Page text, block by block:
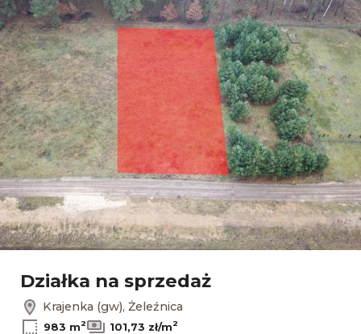
Działka na sprzedaż
Krajenka (gw), Żeleźnica
983 m2 101,73 zł/m2